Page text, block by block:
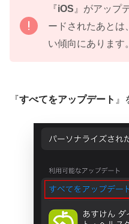
『iOS』がアップ
ードされたあとは、
い傾向にあります。
『すべてをアップデート 』